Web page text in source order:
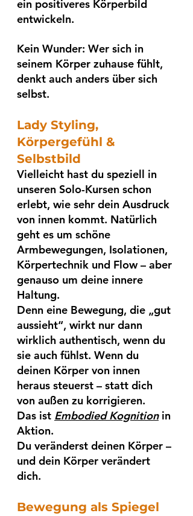
ein positiveres Körperbild
entwickeln.
Kein Wunder: Wer sich in
seinem Körper zuhause fühlt,
denkt auch anders über sich
selbst.
Lady Styling,
Körpergefühl &
Selbstbild
Vielleicht hast du speziell in
unseren Solo-Kursen schon
erlebt, wie sehr dein Ausdruck
von innen kommt. Natürlich
geht es um schöne
Armbewegungen, Isolationen,
Körpertechnik und Flow – aber
genauso um deine innere
Haltung.
Denn eine Bewegung, die „gut
aussieht“, wirkt nur dann
wirklich authentisch, wenn du
sie auch fühlst. Wenn du
deinen Körper von innen
heraus steuerst – statt dich
von außen zu korrigieren.
Das ist Embodied Kognition in
Aktion.
Du veränderst deinen Körper –
und dein Körper verändert
dich.
Bewegung als Spiegel